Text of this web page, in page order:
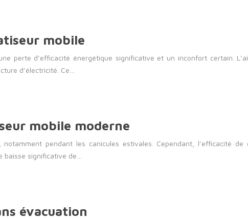
mobile
perte d’efficacité énergétique significative et un inconfort certain.
d’électricité. Ce…
mobile moderne
pendant les canicules estivales. Cependant, l’efficacité
significative de…
évacuation